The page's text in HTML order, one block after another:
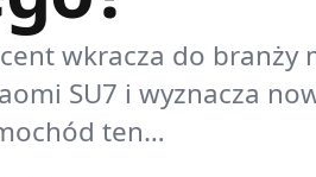
wkracza do branży
SU7 i wyznacza
ten…